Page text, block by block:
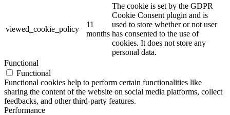
viewed_cookie_policy
11
months
The cookie is set by the GDPR
Cookie Consent plugin and is
used to store whether or not user
has consented to the use of
cookies. It does not store any
personal data.
Functional
Functional
Functional cookies help to perform certain functionalities like
sharing the content of the website on social media platforms, collect
feedbacks, and other third-party features.
Performance